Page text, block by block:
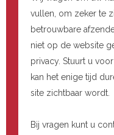
vullen, om zeker te
betrouwbare
niet op de website
privacy. Stuurt u
kan het enige tijd
site zichtbaar wordt.
Bij vragen kunt u